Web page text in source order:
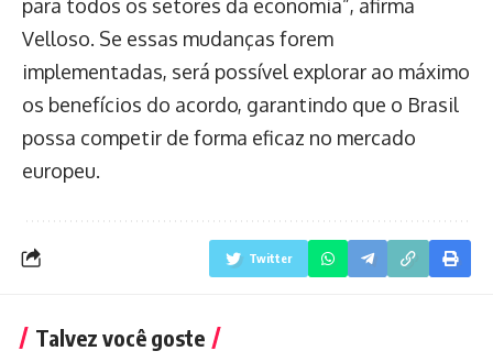
para todos os setores da economia”, afirma
Velloso. Se essas mudanças forem
implementadas, será possível explorar ao máximo
os benefícios do acordo, garantindo que o Brasil
possa competir de forma eficaz no mercado
europeu.
Twitter
Talvez você goste